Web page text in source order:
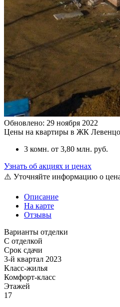
Обновлено: 29 ноября 2022
Цены на квартиры в ЖК
3 комн. от 3,80 млн. руб.
Узнать об акциях и ценах
⚠️ Уточняйте информацию о
Описание
На карте
Отзывы
Варианты отделки
С отделкой
Срок сдачи
3-й квартал 2023
Класс-жилья
Комфорт-класс
Этажей
17